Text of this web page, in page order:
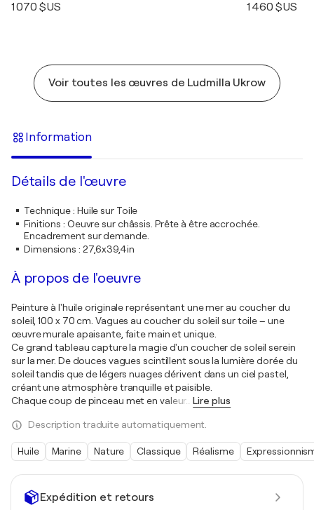
Expédition et retours
1 070 $US 1 460 $US
Voir toutes les œuvres de Ludmilla Ukrow
Information
Détails de l'œuvre
Technique: Huile sur Toile
Finitions : Oeuvre sur châssis. Prête à être accrochée.
Encadrement sur demande.
Dimensions : 27,6x39,4in
À propos de l'oeuvre
Peinture à l'huile originale représentant une mer au coucher du
soleil, 100 x 70 cm. Vagues au coucher du soleil sur toile – une
œuvre murale apaisante, faite main et unique.
Ce grand tableau capture la magie d'un coucher de soleil serein
sur la mer. De douces vagues scintillent sous la lumière dorée du
soleil tandis que de légers nuages dérivent dans un ciel pastel,
créant une atmosphère tranquille et paisible.
Chaque coup de pinceau met en valeur… Lire plus
Description traduite automatiquement.
Huile Marine Nature Classique Réalisme